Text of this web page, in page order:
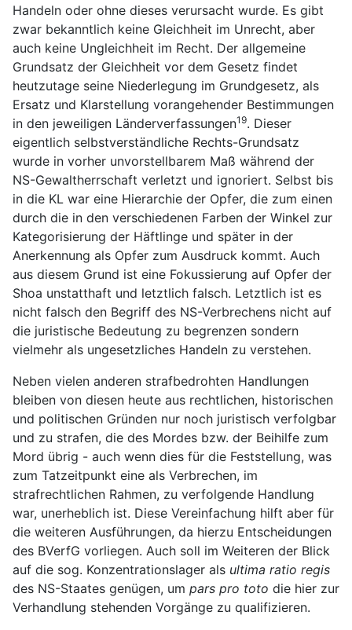
Handeln oder ohne dieses verursacht wurde. Es gibt
zwar bekanntlich keine Gleichheit im Unrecht, aber
auch keine Ungleichheit im Recht. Der allgemeine
Grundsatz der Gleichheit vor dem Gesetz findet
heutzutage seine Niederlegung im Grundgesetz, als
Ersatz und Klarstellung vorangehender Bestimmungen
in den jeweiligen Länderverfassungen19. Dieser
eigentlich selbstverständliche Rechts-Grundsatz
wurde in vorher unvorstellbarem Maß während der
NS-Gewaltherrschaft verletzt und ignoriert. Selbst bis
in die KL war eine Hierarchie der Opfer, die zum einen
durch die in den verschiedenen Farben der Winkel zur
Kategorisierung der Häftlinge und später in der
Anerkennung als Opfer zum Ausdruck kommt. Auch
aus diesem Grund ist eine Fokussierung auf Opfer der
Shoa unstatthaft und letztlich falsch. Letztlich ist es
nicht falsch den Begriff des NS-Verbrechens nicht auf
die juristische Bedeutung zu begrenzen sondern
vielmehr als ungesetzliches Handeln zu verstehen.
Neben vielen anderen strafbedrohten Handlungen
bleiben von diesen heute aus rechtlichen, historischen
und politischen Gründen nur noch juristisch verfolgbar
und zu strafen, die des Mordes bzw. der Beihilfe zum
Mord übrig - auch wenn dies für die Feststellung, was
zum Tatzeitpunkt eine als Verbrechen, im
strafrechtlichen Rahmen, zu verfolgende Handlung
war, unerheblich ist. Diese Vereinfachung hilft aber für
die weiteren Ausführungen, da hierzu Entscheidungen
des BVerfG vorliegen. Auch soll im Weiteren der Blick
auf die sog. Konzentrationslager als ultima ratio regis
des NS-Staates genügen, um pars pro toto die hier zur
Verhandlung stehenden Vorgänge zu qualifizieren.